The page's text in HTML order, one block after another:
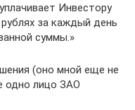
Инвестору
за каждый день
суммы.»
(оно мной еще не
одно лицо ЗАО